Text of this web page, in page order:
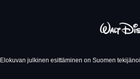
Elokuvan julkinen esittäminen on Suomen